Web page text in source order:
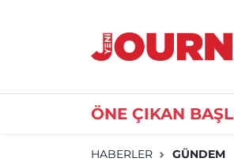
ÖNE ÇIKAN
HABERLER GÜNDEM
GÜNDEM
Nöbetçi Eczaneler